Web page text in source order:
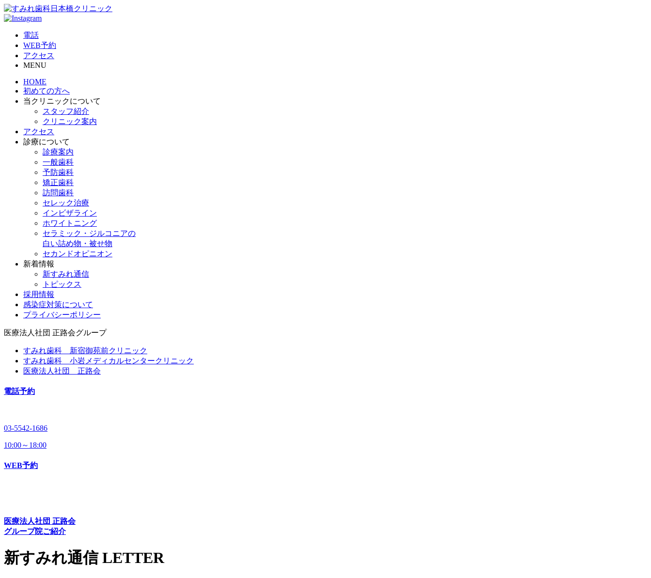
電話
WEB予約
アクセス
MENU
HOME
初めての方へ
当クリニックについて
スタッフ紹介
クリニック案内
アクセス
診療について
診療案内
一般歯科
予防歯科
矯正歯科
訪問歯科
セレック治療
インビザライン
ホワイトニング
セラミック・ジルコニアの
白い詰め物・被せ物
セカンドオピニオン
新着情報
新すみれ通信
トピックス
採用情報
感染症対策について
プライバシーポリシー
医療法人社団 正路会グループ
すみれ歯科 新宿御苑前クリニック
すみれ歯科 小岩メディカルセンタークリニック
医療法人社団 正路会
電話予約
03-5542-1686
10:00～18:00
WEB予約
医療法人社団 正路会
グループ院ご紹介
新すみれ通信 LETTER